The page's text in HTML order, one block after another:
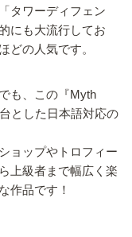
タワーディフェン
にも大流行してお
どの人気です。
も、この『Myth
とした日本語対応の
ョップやトロフィー
上級者まで幅広く楽
作品です！